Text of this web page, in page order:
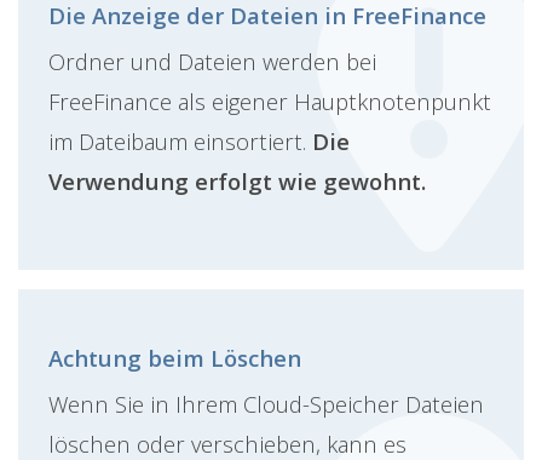
Die Anzeige der Dateien in FreeFinance
Ordner und Dateien werden bei
FreeFinance als eigener Hauptknotenpunkt
im Dateibaum einsortiert. Die
Verwendung erfolgt wie gewohnt.
Achtung beim Löschen
Wenn Sie in Ihrem Cloud-Speicher Dateien
löschen oder verschieben, kann es